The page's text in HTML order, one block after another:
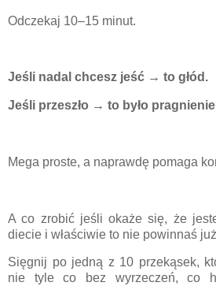
Odczekaj 10–15 minut.
Jeśli nadal chcesz jeść → to głód.
Jeśli przeszło → to było
Mega proste, a naprawdę pomaga
A co zrobić jeśli okaże się, że
diecie i właściwie to nie powinnaś
Sięgnij po jedną z 10 przekąsek,
nie tyle co bez wyrzeczeń, co